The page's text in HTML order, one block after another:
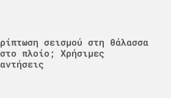
σεισμού στη θάλασσα
πλοίο; Χρήσιμες